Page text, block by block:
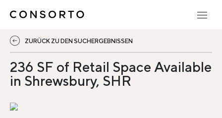
ZURÜCK ZU DEN SUCHERGEBNISSEN
236 SF of Retail Space Available
in Shrewsbury, SHR